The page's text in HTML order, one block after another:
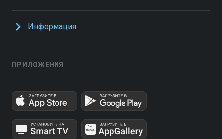
Информация
ПРИЛОЖЕНИЯ